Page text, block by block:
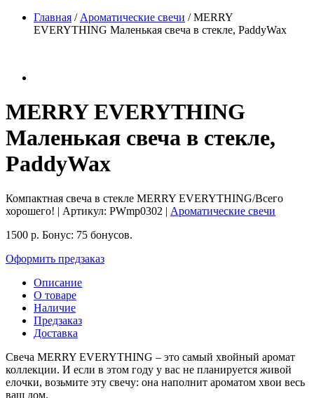
Главная / Ароматические свечи /MERRY
EVERYTHING Маленькая свеча в стекле, PaddyWax
MERRY EVERYTHING
Маленькая свеча в стекле,
PaddyWax
Компактная свеча в стекле MERRY EVERYTHING/Всего
хорошего! | Артикул: PWmp0302 | Ароматические свечи
1500 р. Бонус: 75 бонусов.
Оформить предзаказ
Описание
О товаре
Наличие
Предзаказ
Доставка
Свеча MERRY EVERYTHING – это самый хвойный аромат
коллекции. И если в этом году у вас не планируется живой
елочки, возьмите эту свечу: она наполнит ароматом хвои весь
ваш дом.